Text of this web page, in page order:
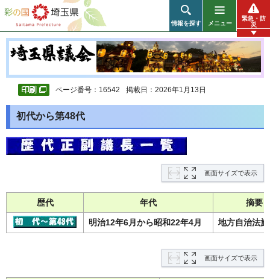
彩の国 埼玉県
情報を探す メニュー
緊急・防
災
ページ番号：16542 掲載日：2026年1月13日
初代から第48代
画面サイズで表示
歴代 年代 摘要
明治12年6月から昭和22年4月 地方自治法
画面サイズで表示